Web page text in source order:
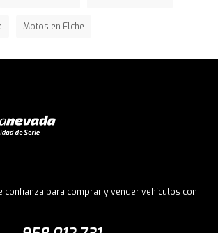
Motos en Elche
confianza para comprar y vender vehículos con